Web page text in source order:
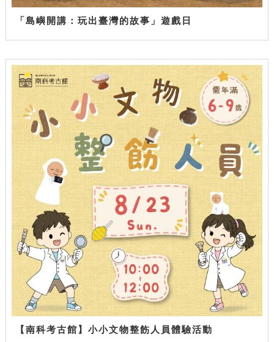
「島嶼開講：玩出臺灣的故事」遊戲日
【南科考古館】小小文物整飭人員體驗活動